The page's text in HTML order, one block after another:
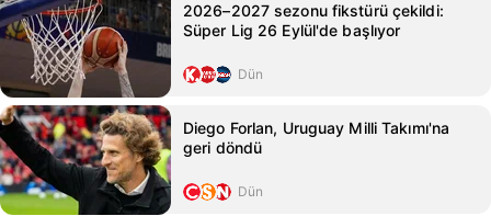
2026–2027 sezonu fikstürü çekildi:
Süper Lig 26 Eylül'de başlıyor
Dün
Diego Forlan, Uruguay Milli Takımı'na
geri döndü
Dün